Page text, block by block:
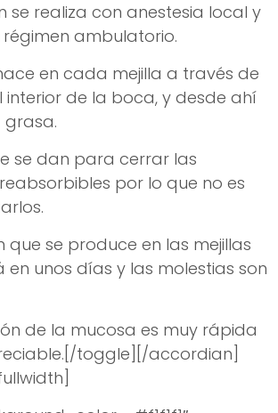
se realiza con anestesia local y
ambulatorio.
en cada mejilla a través de
interior de la boca, y desde ahí
grasa.
se dan para cerrar las
por lo que no es
que se produce en las mejillas
unos días y las molestias son
de la mucosa es muy rápida
toggle][/accordian]